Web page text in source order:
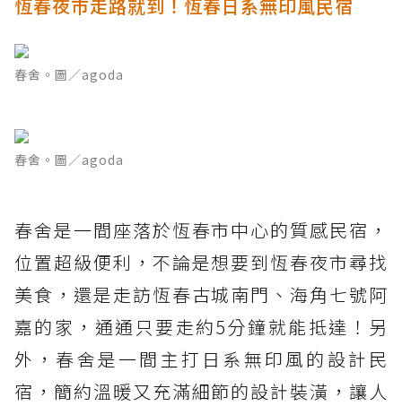
恆春夜市走路就到！恆春日系無印風民宿
春舍。圖／agoda
春舍。圖／agoda
春舍是一間座落於恆春市中心的質感民宿，
位置超級便利，不論是想要到恆春夜市尋找
美食，還是走訪恆春古城南門、海角七號阿
嘉的家，通通只要走約5分鐘就能抵達！另
外，春舍是一間主打日系無印風的設計民
宿，簡約溫暖又充滿細節的設計裝潢，讓人